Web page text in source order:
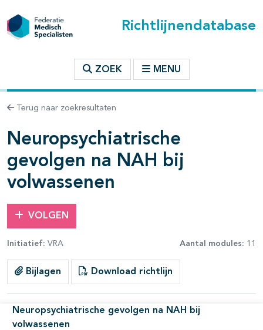
Richtlijnendatabase
ZOEK MENU
Terug naar zoekresultaten
Neuropsychiatrische
gevolgen na NAH bij
volwassenen
VOLGEN
Initiatief: VRA Aantal modules: 11
Bijlagen Download richtlijn
Neuropsychiatrische gevolgen na NAH bij
volwassenen